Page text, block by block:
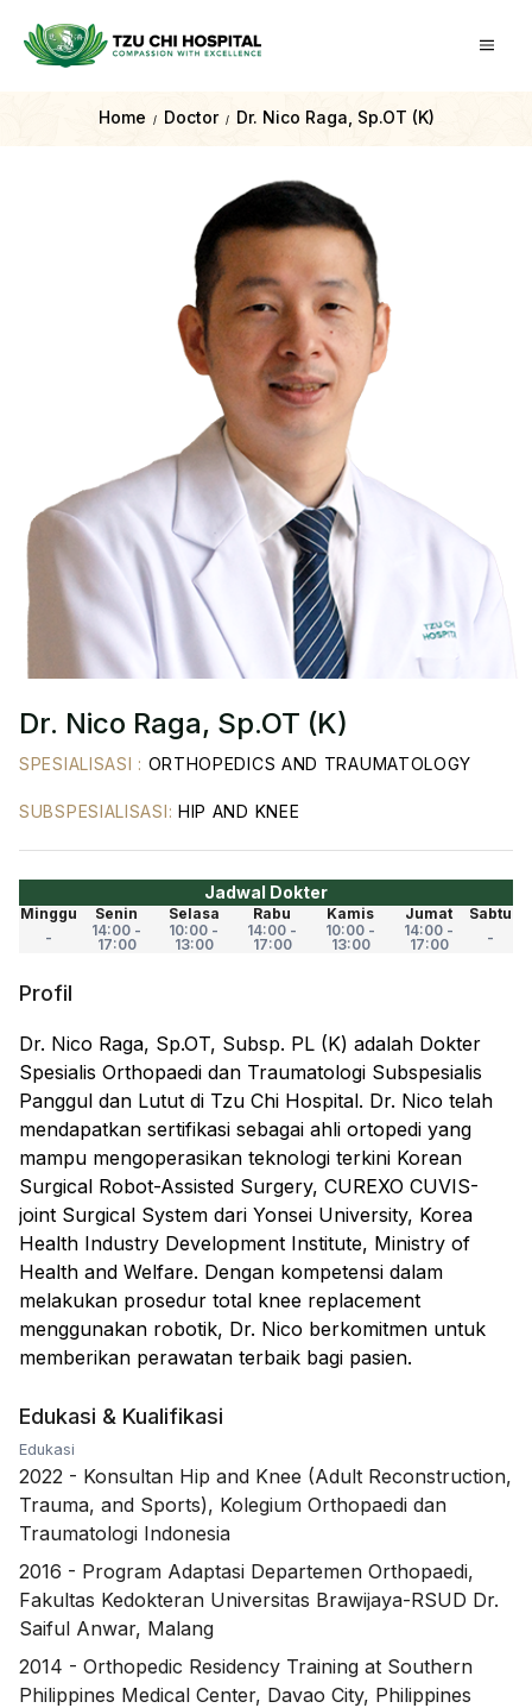
Home / Doctor / Dr. Nico Raga, Sp.OT (K)
Dr. Nico Raga, Sp.OT (K)
SPESIALISASI : ORTHOPEDICS AND TRAUMATOLOGY
SUBSPESIALISASI: HIP AND KNEE
Jadwal Dokter
Minggu Senin Selasa Rabu Kamis Jumat
Sabtu
-
14:00 -
17:00
10:00 -
13:00
14:00 -
17:00
10:00 -
13:00
14:00 -
17:00
-
Profil
Dr. Nico Raga, Sp.OT, Subsp. PL (K) adalah Dokter
Spesialis Orthopaedi dan Traumatologi Subspesialis
Panggul dan Lutut di Tzu Chi Hospital. Dr. Nico telah
mendapatkan sertifikasi sebagai ahli ortopedi yang
mampu mengoperasikan teknologi terkini Korean
Surgical Robot-Assisted Surgery, CUREXO CUVIS-
joint Surgical System dari Yonsei University, Korea
Health Industry Development Institute, Ministry of
Health and Welfare. Dengan kompetensi dalam
melakukan prosedur total knee replacement
menggunakan robotik, Dr. Nico berkomitmen untuk
memberikan perawatan terbaik bagi pasien.
Edukasi & Kualifikasi
Edukasi
2022 - Konsultan Hip and Knee (Adult Reconstruction,
Trauma, and Sports), Kolegium Orthopaedi dan
Traumatologi Indonesia
2016 - Program Adaptasi Departemen Orthopaedi,
Fakultas Kedokteran Universitas Brawijaya-RSUD Dr.
Saiful Anwar, Malang
2014 - Orthopedic Residency Training at Southern
Philippines Medical Center, Davao City, Philippines